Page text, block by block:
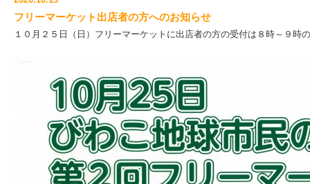
フリーマーケット出店者の方へのお知らせ
１０月２５日（日）フリーマーケットに出店者の方の受付は８時～９時